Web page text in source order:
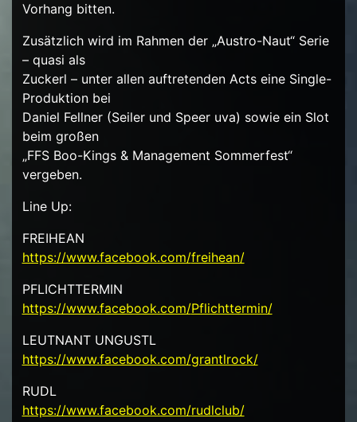
Vorhang bitten.
Zusätzlich wird im Rahmen der „Austro-Naut“ Serie
– quasi als
Zuckerl – unter allen auftretenden Acts eine Single-
Produktion bei
Daniel Fellner (Seiler und Speer uva) sowie ein Slot
beim großen
„FFS Boo-Kings & Management Sommerfest“
vergeben.
Line Up:
FREIHEAN
https://www.facebook.com/freihean/
PFLICHTTERMIN
https://www.facebook.com/Pflichttermin/
LEUTNANT UNGUSTL
https://www.facebook.com/grantlrock/
RUDL
https://www.facebook.com/rudlclub/